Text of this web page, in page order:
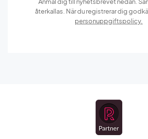
Anmäl dig till nyhetsbrevet nedan.
återkallas. När du registrerar dig
personuppgiftspolicy.